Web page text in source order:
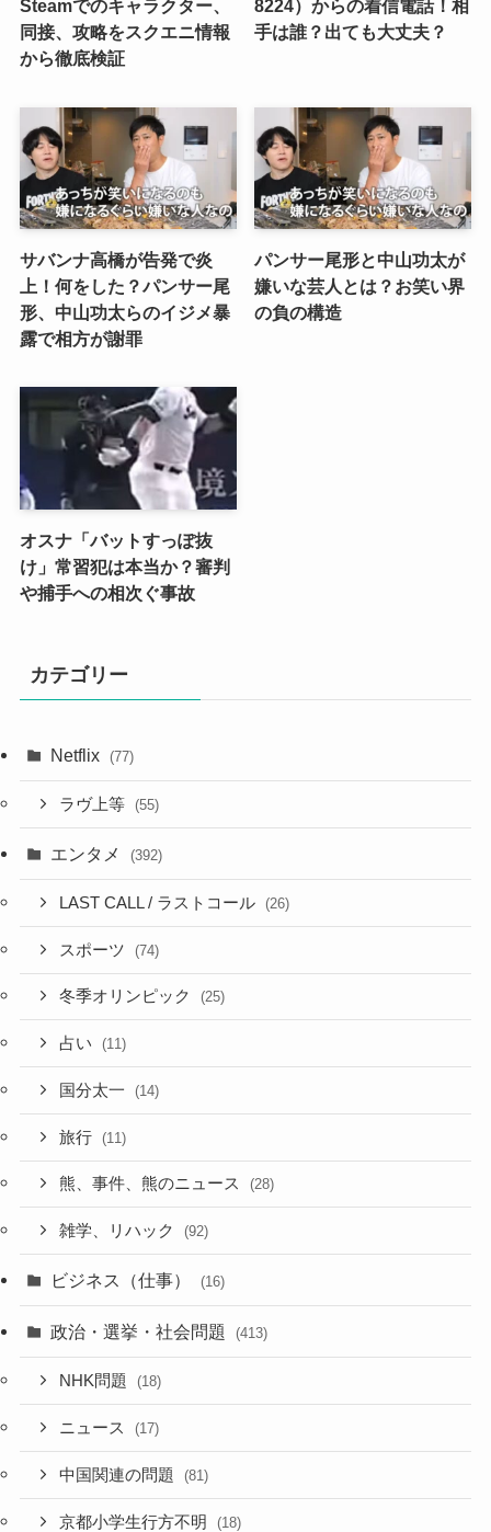
Steamでのキャラクター、
同接、攻略をスクエニ情報
から徹底検証
8224）からの着信電話！相
手は誰？出ても大丈夫？
サバンナ高橋が告発で炎
上！何をした？パンサー尾
形、中山功太らのイジメ暴
露で相方が謝罪
パンサー尾形と中山功太が
嫌いな芸人とは？お笑い界
の負の構造
オスナ「バットすっぽ抜
け」常習犯は本当か？審判
や捕手への相次ぐ事故
カテゴリー
Netflix (77)
ラヴ上等 (55)
エンタメ (392)
LAST CALL / ラストコール (26)
スポーツ (74)
冬季オリンピック (25)
占い (11)
国分太一 (14)
旅行 (11)
熊、事件、熊のニュース (28)
雑学、リハック (92)
ビジネス（仕事） (16)
政治・選挙・社会問題 (413)
NHK問題 (18)
ニュース (17)
中国関連の問題 (81)
京都小学生行方不明 (18)